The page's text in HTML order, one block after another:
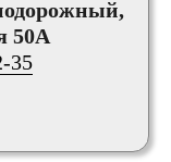
50А
35